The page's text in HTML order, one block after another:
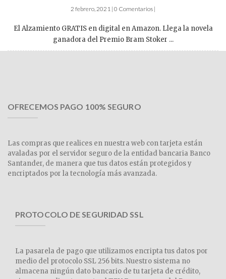
2 febrero, 2021 | 0 Comentarios |
El Alzamiento GRATIS en digital en Amazon. Llega la novela
ganadora del Premio Bram Stoker ...
OFRECEMOS PAGO 100% SEGURO
Las compras que realices en nuestra web con tarjeta están
avaladas por el servidor seguro de la entidad bancaria Banco
Santander, de manera que tus datos están protegidos y
encriptados por la tecnología más avanzada.
PROTOCOLO DE SEGURIDAD SSL
La pasarela de pago que utilizamos encripta tus datos por
medio del protocolo SSL 256 bits. Nuestro sistema no
almacena ningún dato bancario de tu tarjeta de crédito,